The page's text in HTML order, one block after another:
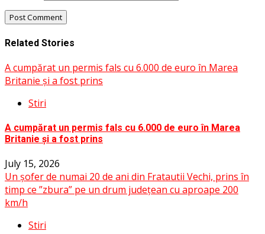
Related Stories
A cumpărat un permis fals cu 6.000 de euro în Marea
Britanie și a fost prins
Stiri
A cumpărat un permis fals cu 6.000 de euro în Marea
Britanie și a fost prins
July 15, 2026
Un șofer de numai 20 de ani din Fratautii Vechi, prins în
timp ce ”zbura” pe un drum județean cu aproape 200
km/h
Stiri